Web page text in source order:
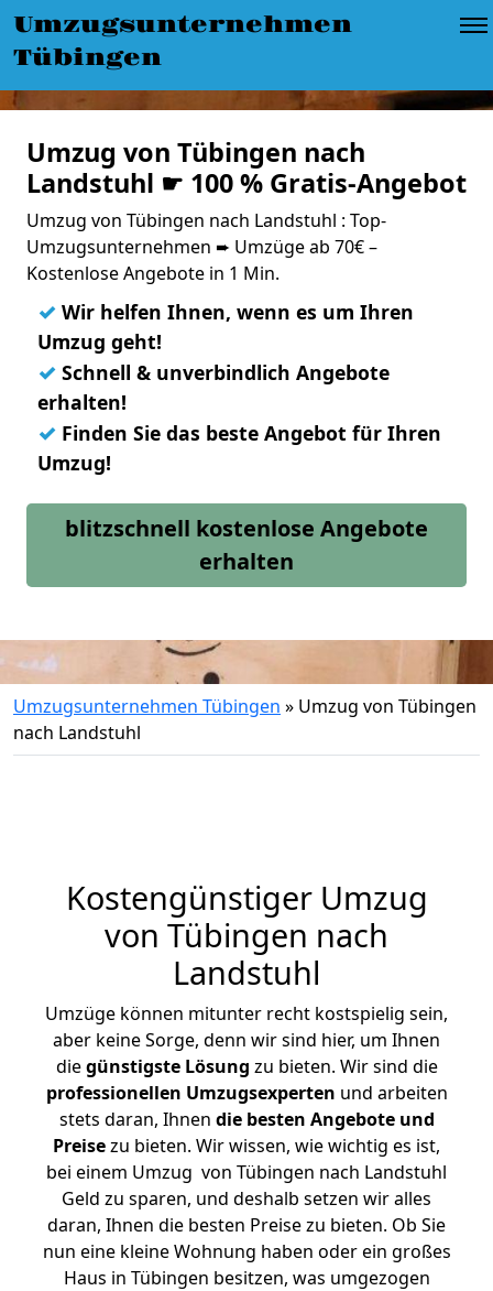
Umzugsunternehmen
Tübingen
Umzug von Tübingen nach
Landstuhl ☛ 100 % Gratis-Angebot
Umzug von Tübingen nach Landstuhl : Top-
Umzugsunternehmen ➨ Umzüge ab 70€ –
Kostenlose Angebote in 1 Min.
✓ Wir helfen Ihnen, wenn es um Ihren
Umzug geht!
✓ Schnell & unverbindlich Angebote
erhalten!
✓ Finden Sie das beste Angebot für Ihren
Umzug!
blitzschnell kostenlose Angebote
erhalten
Umzugsunternehmen Tübingen » Umzug von Tübingen
nach Landstuhl
Kostengünstiger Umzug
von Tübingen nach
Landstuhl
Umzüge können mitunter recht kostspielig sein,
aber keine Sorge, denn wir sind hier, um Ihnen
diegünstigste Lösung zu bieten. Wir sind die
professionellen Umzugsexperten und arbeiten
stets daran, Ihnen die besten Angebote und
Preisezu bieten. Wir wissen, wie wichtig es ist,
bei einem Umzug von Tübingen nach Landstuhl
Geld zu sparen, und deshalb setzen wir alles
daran, Ihnen die besten Preise zu bieten. Ob Sie
nun eine kleine Wohnung haben oder ein großes
Haus in Tübingen besitzen, was umgezogen